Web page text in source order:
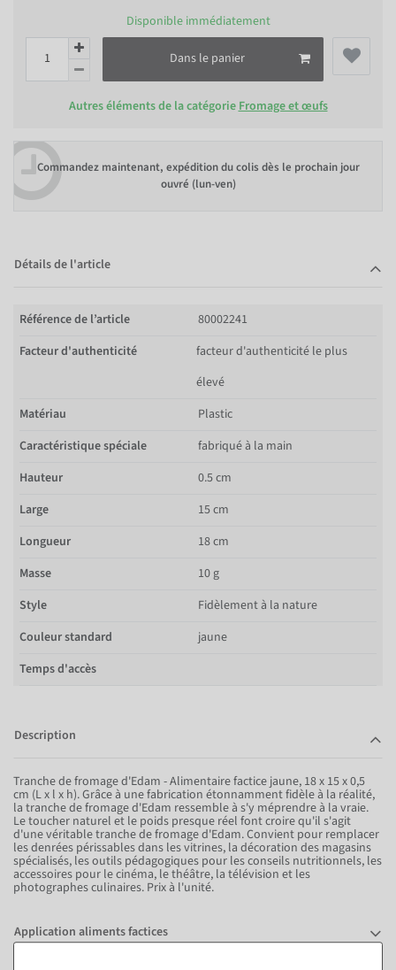
Disponible immédiatement
Dans le panier
Autres éléments de la catégorie Fromage et œufs
Commandez maintenant, expédition du colis dès le prochain jour
ouvré (lun-ven)
Détails de l'article
Référence de l’article
80002241
Facteur d'authenticité
facteur d'authenticité le plus
élevé
Matériau
Plastic
Caractéristique spéciale
fabriqué à la main
Hauteur
0.5 cm
Large
15 cm
Longueur
18 cm
Masse
10 g
Style
Fidèlement à la nature
Couleur standard
jaune
Temps d'accès
Description
Tranche de fromage d'Edam - Alimentaire factice jaune, 18 x 15 x 0,5
cm (L x l x h). Grâce à une fabrication étonnamment fidèle à la réalité,
la tranche de fromage d'Edam ressemble à s'y méprendre à la vraie.
Le toucher naturel et le poids presque réel font croire qu'il s'agit
d'une véritable tranche de fromage d'Edam. Convient pour remplacer
les denrées périssables dans les vitrines, la décoration des magasins
spécialisés, les outils pédagogiques pour les conseils nutritionnels, les
accessoires pour le cinéma, le théâtre, la télévision et les
photographes culinaires. Prix à l'unité.
Application aliments factices